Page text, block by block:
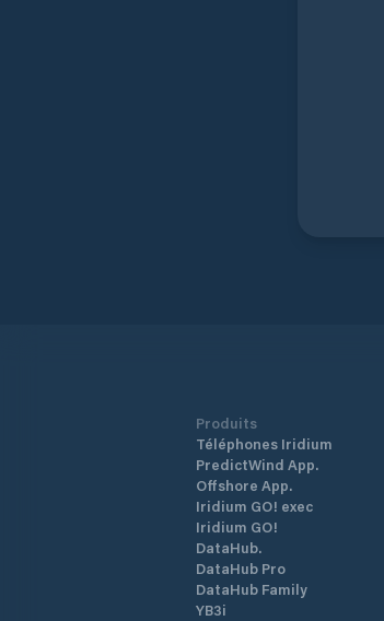
Produits
Téléphones Iridium
PredictWind App.
Offshore App.
Iridium GO! exec
Iridium GO!
DataHub.
DataHub Pro
DataHub Family
YB3i